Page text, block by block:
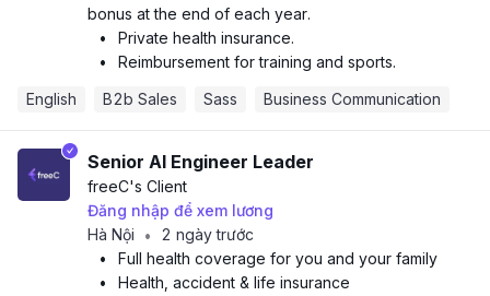
bonus at the end of each year.
•
Private health insurance.
•
Reimbursement for training and sports.
English
B2b Sales Sass Business Communication
Senior AI Engineer Leader
freeC's Client
Đăng nhập để xem lương
Hà Nội
•
2 ngày trước
•
Full health coverage for you and your family
•
Health, accident & life insurance